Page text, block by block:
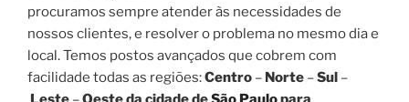
procuramos sempre atender às necessidades de
nossos clientes, e resolver o problema no mesmo dia e
local. Temos postos avançados que cobrem com
facilidade todas as regiões:Centro – Norte –Sul –